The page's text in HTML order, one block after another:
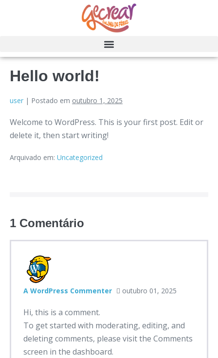
Hello world!
user | Postado em outubro 1, 2025
Welcome to WordPress. This is your first post. Edit or
delete it, then start writing!
Arquivado em: Uncategorized
1 Comentário
A WordPress Commenter outubro 01, 2025
Hi, this is a comment.
To get started with moderating, editing, and
deleting comments, please visit the Comments
screen in the dashboard.